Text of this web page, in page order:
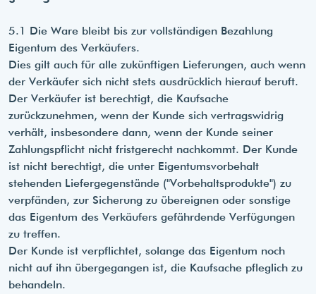
5.1 Die Ware bleibt bis zur vollständigen Bezahlung
Eigentum des Verkäufers.
Dies gilt auch für alle zukünftigen Lieferungen, auch wenn
der Verkäufer sich nicht stets ausdrücklich hierauf beruft.
Der Verkäufer ist berechtigt, die Kaufsache
zurückzunehmen, wenn der Kunde sich vertragswidrig
verhält, insbesondere dann, wenn der Kunde seiner
Zahlungspflicht nicht fristgerecht nachkommt. Der Kunde
ist nicht berechtigt, die unter Eigentumsvorbehalt
stehenden Liefergegenstände ("Vorbehaltsprodukte") zu
verpfänden, zur Sicherung zu übereignen oder sonstige
das Eigentum des Verkäufers gefährdende Verfügungen
zu treffen.
Der Kunde ist verpflichtet, solange das Eigentum noch
nicht auf ihn übergegangen ist, die Kaufsache pfleglich zu
behandeln.